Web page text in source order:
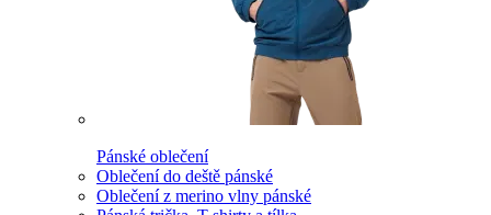
Pánské oblečení
Oblečení do deště pánské
Oblečení z merino vlny pánské